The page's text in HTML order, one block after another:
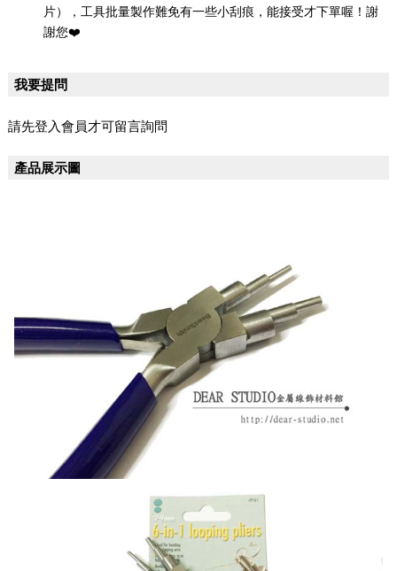
片），工具批量製作難免有一些小刮痕，能接受才下單喔！謝
謝您❤️
我要提問
請先登入會員才可留言詢問
產品展示圖